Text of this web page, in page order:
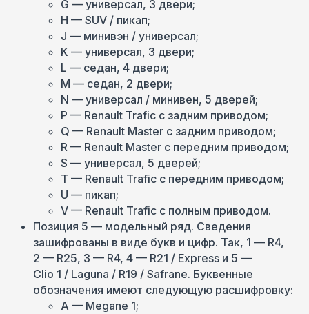
G — универсал, 3 двери;
H — SUV / пикап;
J — минивэн / универсал;
K — универсал, 3 двери;
L — седан, 4 двери;
M — седан, 2 двери;
N — универсал / минивен, 5 дверей;
P — Renault Trafic с задним приводом;
Q — Renault Master с задним приводом;
R — Renault Master с передним приводом;
S — универсал, 5 дверей;
T — Renault Trafic с передним приводом;
U — пикап;
V — Renault Trafic с полным приводом.
Позиция 5 — модельный ряд. Сведения
зашифрованы в виде букв и цифр. Так, 1 — R4,
2 — R25, 3 — R4, 4 — R21 / Express и 5 —
Clio 1 / Laguna / R19 / Safrane. Буквенные
обозначения имеют следующую расшифровку:
A — Megane 1;